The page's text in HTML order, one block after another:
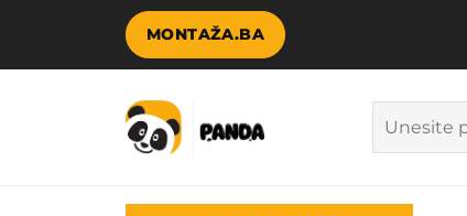
MONTAŽA.BA